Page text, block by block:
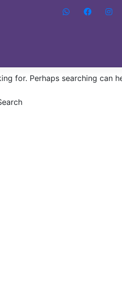
for. Perhaps searching can